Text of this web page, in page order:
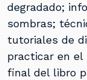
degradado;
sombras;
tutoriales de
practicar en el
final del libro